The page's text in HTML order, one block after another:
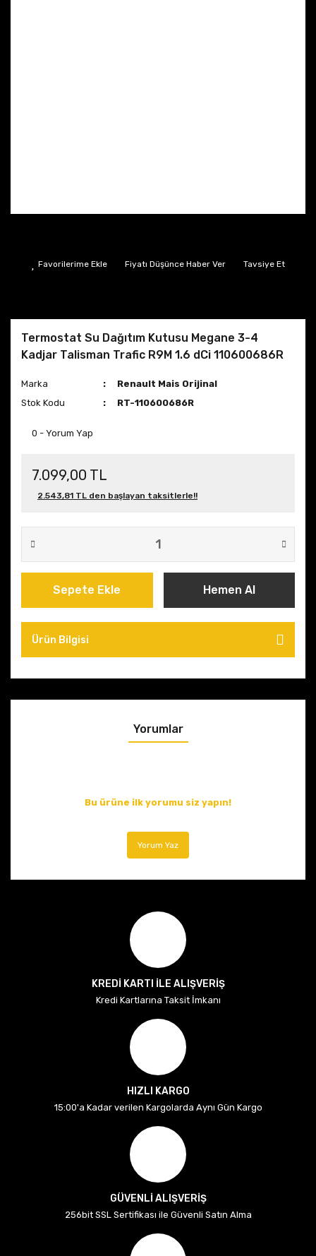
Fiyatı Düşünce Haber Ver Tavsiye Et
Termostat Su Dağıtım Kutusu Megane 3-4
Kadjar Talisman Trafic R9M 1.6 dCi 110600686R
Marka
Renault Mais Orijinal
Stok Kodu
RT-110600686R
0 - Yorum Yap
7.099,00 TL
2.543,81 TL den başlayan taksitlerle!!
Sepete Ekle Hemen Al
Ürün Bilgisi
Yorumlar
Bu ürüne ilk yorumu siz yapın!
Yorum Yaz
KREDİ KARTI İLE ALIŞVERİŞ
Kredi Kartlarına Taksit İmkanı
HIZLI KARGO
15:00'a Kadar verilen Kargolarda Aynı Gün Kargo
GÜVENLİ ALIŞVERİŞ
256bit SSL Sertifikası ile Güvenli Satın Alma